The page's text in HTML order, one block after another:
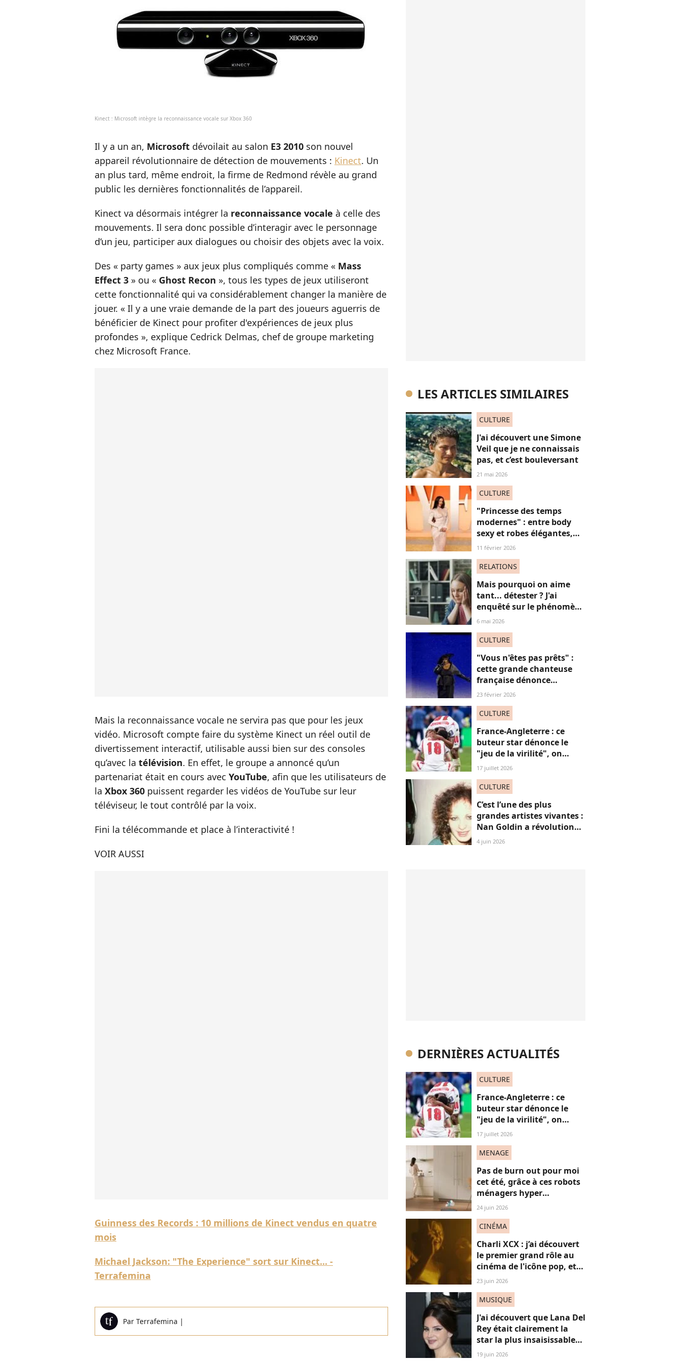
Kinect : Microsoft intègre la reconnaissance vocale sur Xbox 360
Il y a un an, Microsoft dévoilait au salon E3 2010 son nouvel
appareil révolutionnaire de détection de mouvements : Kinect. Un
an plus tard, même endroit, la firme de Redmond révèle au grand
public les dernières fonctionnalités de l’appareil.
Kinect va désormais intégrer la reconnaissance vocale à celle des
mouvements. Il sera donc possible d’interagir avec le personnage
d’un jeu, participer aux dialogues ou choisir des objets avec la voix.
Des « party games » aux jeux plus compliqués comme « Mass
Effect 3 » ou « Ghost Recon », tous les types de jeux utiliseront
cette fonctionnalité qui va considérablement changer la manière de
jouer. « Il y a une vraie demande de la part des joueurs aguerris de
bénéficier de Kinect pour profiter d'expériences de jeux plus
profondes », explique Cedrick Delmas, chef de groupe marketing
chez Microsoft France.
Mais la reconnaissance vocale ne servira pas que pour les jeux
vidéo. Microsoft compte faire du système Kinect un réel outil de
divertissement interactif, utilisable aussi bien sur des consoles
qu’avec la télévision. En effet, le groupe a annoncé qu’un
partenariat était en cours avec YouTube, afin que les utilisateurs de
la Xbox 360 puissent regarder les vidéos de YouTube sur leur
téléviseur, le tout contrôlé par la voix.
Fini la télécommande et place à l’interactivité !
VOIR AUSSI
Guinness des Records : 10 millions de Kinect vendus en quatre
mois
Michael Jackson: "The Experience" sort sur Kinect... -
Terrafemina
Par Terrafemina |
LES ARTICLES SIMILAIRES
CULTURE
J'ai découvert une Simone
Veil que je ne connaissais
pas, et c’est bouleversant
21 mai 2026
CULTURE
"Princesse des temps
modernes" : entre body
sexy et robes élégantes,
cette popstar iconique
de "diva" absolue
11 février 2026
RELATIONS
Mais pourquoi on aime
tant... détester ? J'ai
enquêté sur le phénomène
du "hate watching" (et ça
6 mai 2026
CULTURE
"Vous n'êtes pas prêts" :
cette grande chanteuse
française dénonce
“l’effacement des femmes
(forcément) réagir
23 février 2026
CULTURE
France-Angleterre : ce
buteur star dénonce le
"jeu de la virilité", on
décrypte ses mots pas très
17 juillet 2026
CULTURE
C’est l’une des plus
grandes artistes vivantes :
Nan Goldin a révolutionné
mon regard, voici
4 juin 2026
DERNIÈRES ACTUALITÉS
CULTURE
France-Angleterre : ce
buteur star dénonce le
"jeu de la virilité", on
décrypte ses mots pas très
17 juillet 2026
MENAGE
Pas de burn out pour moi
cet été, grâce à ces robots
ménagers hyper
performants
24 juin 2026
CINÉMA
Charli XCX : j’ai découvert
le premier grand rôle au
cinéma de l'icône pop, et
c'est un vrai OVNI
23 juin 2026
MUSIQUE
J'ai découvert que Lana Del
Rey était clairement la
star la plus insaisissable
de la pop, et voici
19 juin 2026